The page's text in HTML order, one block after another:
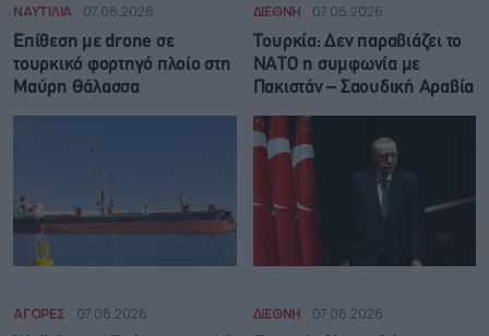
ΝΑΥΤΙΛΙΑ 07.08.2026
Επίθεση με drone σε
τουρκικό φορτηγό πλοίο στη
Μαύρη Θάλασσα
ΔΙΕΘΝΗ 07.08.2026
Τουρκία: Δεν παραβιάζει το
ΝΑΤΟ η συμφωνία με
Πακιστάν – Σαουδική Αραβία
ΑΓΟΡΕΣ 07.08.2026 ΔΙΕΘΝΗ 07.08.2026